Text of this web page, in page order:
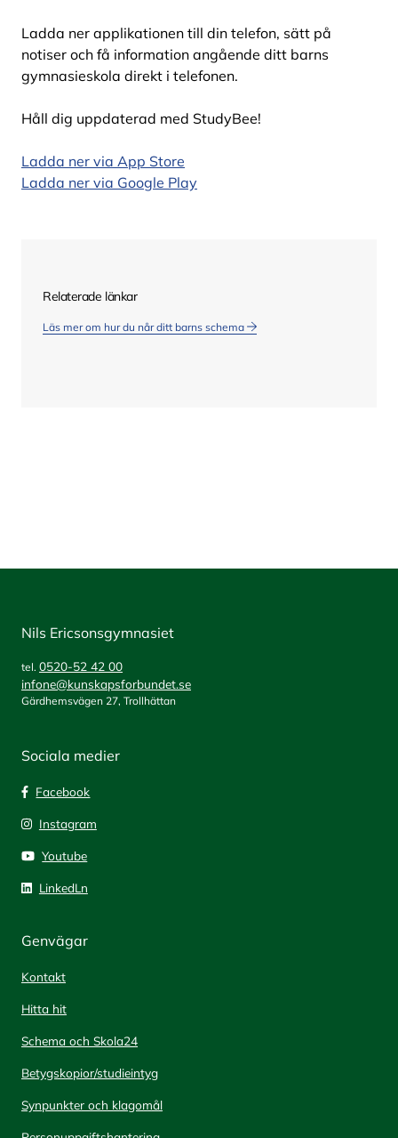
Ladda ner applikationen till din telefon, sätt på
notiser och få information angående ditt barns
gymnasieskola direkt i telefonen.
Håll dig uppdaterad med StudyBee!
Ladda ner via App Store
Ladda ner via Google Play
Relaterade länkar
Läs mer om hur du når ditt barns schema
Nils Ericsonsgymnasiet
tel. 0520-52 42 00
infone@kunskapsforbundet.se
Gärdhemsvägen 27, Trollhättan
Sociala medier
Facebook
Instagram
Youtube
LinkedLn
Genvägar
Kontakt
Hitta hit
Schema och Skola24
Betygskopior/studieintyg
Synpunkter och klagomål